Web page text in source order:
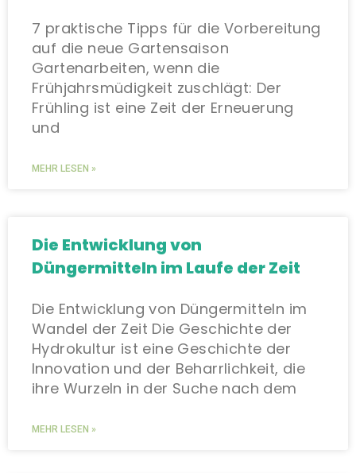
7 praktische Tipps für die Vorbereitung
auf die neue Gartensaison
Gartenarbeiten, wenn die
Frühjahrsmüdigkeit zuschlägt: Der
Frühling ist eine Zeit der Erneuerung
und
MEHR LESEN »
Die Entwicklung von
Düngermitteln im Laufe der Zeit
Die Entwicklung von Düngermitteln im
Wandel der Zeit Die Geschichte der
Hydrokultur ist eine Geschichte der
Innovation und der Beharrlichkeit, die
ihre Wurzeln in der Suche nach dem
MEHR LESEN »